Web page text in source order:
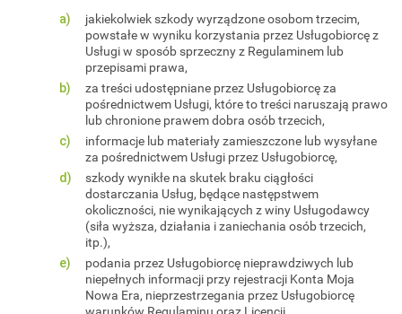
jakiekolwiek szkody wyrządzone osobom trzecim,
powstałe w wyniku korzystania przez Usługobiorcę z
Usługi w sposób sprzeczny z Regulaminem lub
przepisami prawa,
za treści udostępniane przez Usługobiorcę za
pośrednictwem Usługi, które to treści naruszają prawo
lub chronione prawem dobra osób trzecich,
informacje lub materiały zamieszczone lub wysyłane
za pośrednictwem Usługi przez Usługobiorcę,
szkody wynikłe na skutek braku ciągłości
dostarczania Usług, będące następstwem
okoliczności, nie wynikających z winy Usługodawcy
(siła wyższa, działania i zaniechania osób trzecich,
itp.),
podania przez Usługobiorcę nieprawdziwych lub
niepełnych informacji przy rejestracji Konta Moja
Nowa Era, nieprzestrzegania przez Usługobiorcę